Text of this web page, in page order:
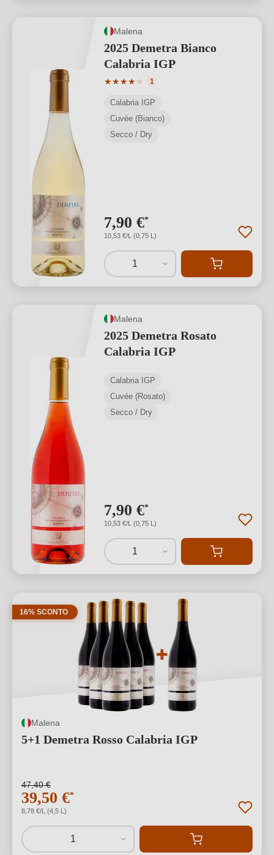
Malena
2025 Demetra Bianco
Calabria IGP
★★★★★
Valutazione media di 4 su 5 stelle
1
Calabria IGP
Cuvée (Bianco)
Secco / Dry
7,90 €*
10,53 €/L (0,75 L)
1
Malena
2025 Demetra Rosato
Calabria IGP
Calabria IGP
Cuvée (Rosato)
Secco / Dry
7,90 €*
10,53 €/L (0,75 L)
1
16% SCONTO
Malena
5+1 Demetra Rosso Calabria IGP
47,40 €
39,50 €*
8,78 €/L (4,5 L)
1